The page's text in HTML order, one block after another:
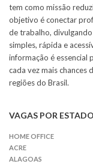
tem como missão
objetivo é conectar
de trabalho,
simples, rápida e
informação é essencial
cada vez mais
regiões do Brasil.
VAGAS POR ESTADO
HOME OFFICE
ACRE
ALAGOAS